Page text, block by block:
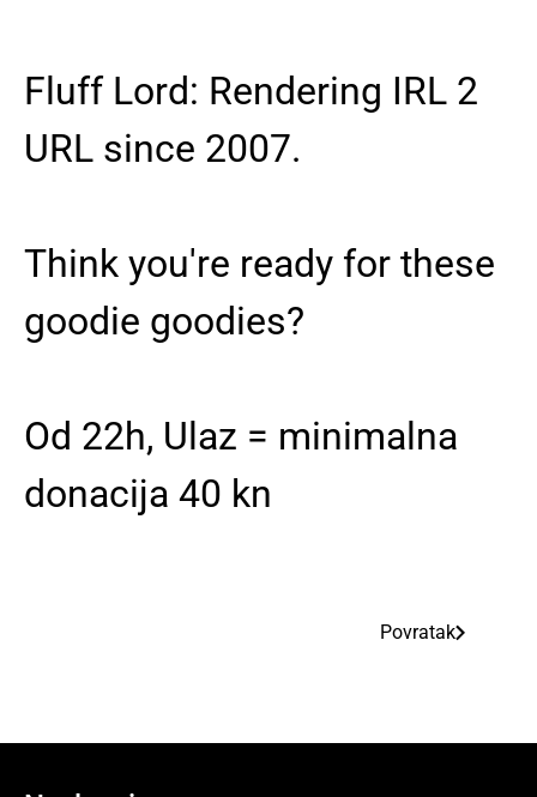
Fluff Lord: Rendering IRL 2
URL since 2007.
Think you're ready for these
goodie goodies?
Od 22h, Ulaz = minimalna
donacija 40 kn
Povratak